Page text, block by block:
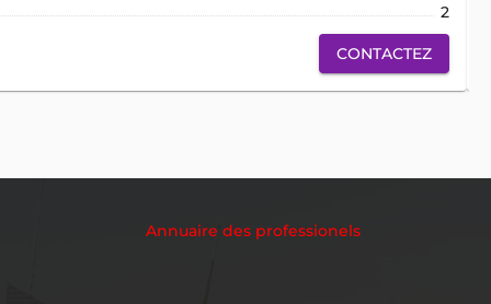
2
CONTACTEZ
Annuaire des professionels